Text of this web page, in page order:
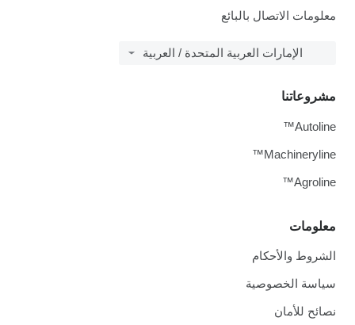
معلومات الاتصال بالبائع
الإمارات العربية المتحدة / العربية
معلومات
الشروط والأحكام
سياسة الخصوصية
نصائح للأمان
مشروعاتنا
Autoline™
Machineryline™
Agroline™